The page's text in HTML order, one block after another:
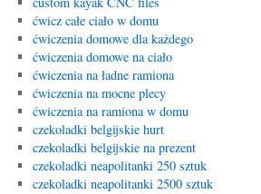
ćwicz całe ciało w domu
ćwiczenia domowe dla każdego
ćwiczenia domowe na ciało
ćwiczenia na ładne ramiona
ćwiczenia na mocne plecy
ćwiczenia na ramiona w domu
czekoladki belgijskie hurt
czekoladki belgijskie na prezent
czekoladki neapolitanki 250 sztuk
czekoladki neapolitanki 2500 sztuk